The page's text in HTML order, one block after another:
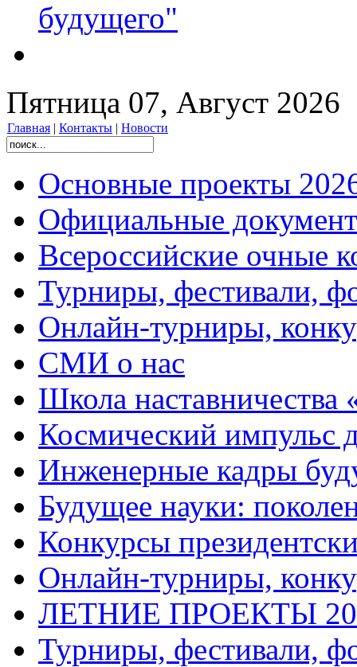
будущего"
Пятница 07, Август 2026
Главная | Контакты | Новости
Основные проекты
Официальные
Всероссийские очные
Турниры, фестивали,
Онлайн-турниры,
СМИ о нас
Школа
Космический импульс
Инженерные кадры
Будущее науки:
Конкурсы
Онлайн-турниры,
ЛЕТНИЕ ПРОЕКТЫ
Турниры, фестивали,